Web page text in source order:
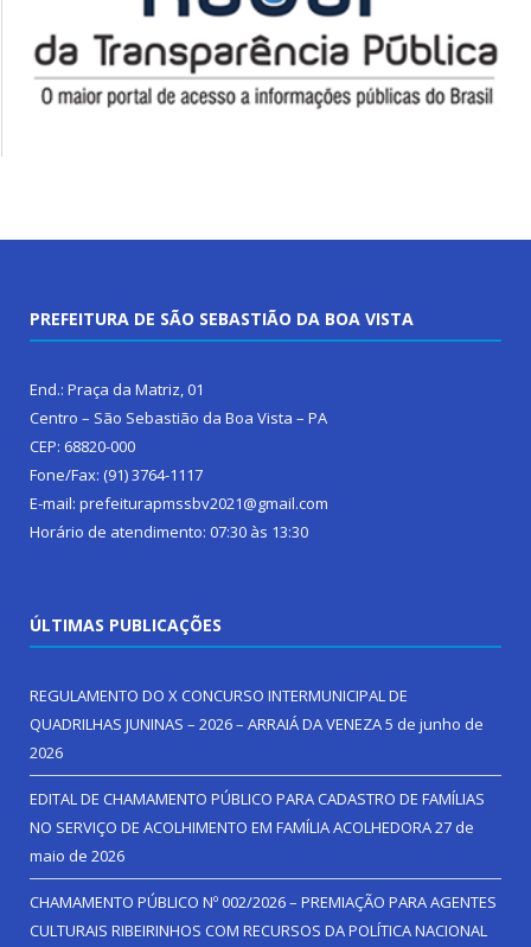
PREFEITURA DE SÃO SEBASTIÃO DA BOA VISTA
End.: Praça da Matriz, 01
Centro – São Sebastião da Boa Vista – PA
CEP: 68820-000
Fone/Fax: (91) 3764-1117
E-mail: prefeiturapmssbv2021@gmail.com
Horário de atendimento: 07:30 às 13:30
ÚLTIMAS PUBLICAÇÕES
REGULAMENTO DO X CONCURSO INTERMUNICIPAL DE
QUADRILHAS JUNINAS – 2026 – ARRAIÁ DA VENEZA5 de junho de
2026
EDITAL DE CHAMAMENTO PÚBLICO PARA CADASTRO DE FAMÍLIAS
NO SERVIÇO DE ACOLHIMENTO EM FAMÍLIA ACOLHEDORA27 de
maio de 2026
CHAMAMENTO PÚBLICO Nº 002/2026 – PREMIAÇÃO PARA AGENTES
CULTURAIS RIBEIRINHOS COM RECURSOS DA POLÍTICA NACIONAL